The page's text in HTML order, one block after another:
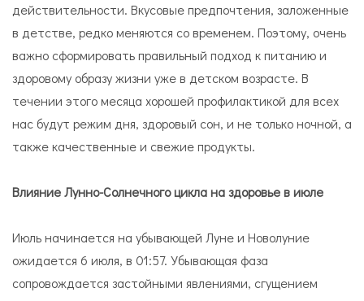
действительности. Вкусовые предпочтения, заложенные
в детстве, редко меняются со временем. Поэтому, очень
важно сформировать правильный подход к питанию и
здоровому образу жизни уже в детском возрасте. В
течении этого месяца хорошей профилактикой для всех
нас будут режим дня, здоровый сон, и не только ночной, а
также качественные и свежие продукты.
Влияние Лунно-Солнечного цикла на здоровье в июле
Июль начинается на убывающей Луне и Новолуние
ожидается 6 июля, в 01:57. Убывающая фаза
сопровождается застойными явлениями, сгущением